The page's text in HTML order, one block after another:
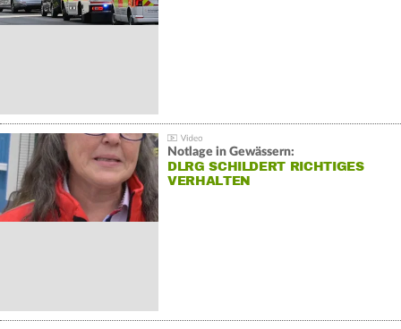
Notlage in Gewässern:
DLRG SCHILDERT RICHTIGES
VERHALTEN